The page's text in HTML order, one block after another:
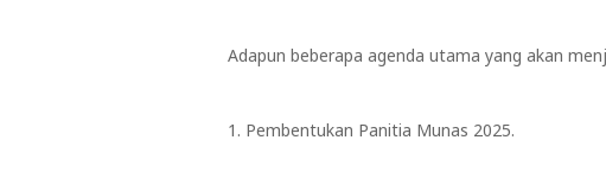
Adapun beberapa agenda utama yang akan
1. Pembentukan Panitia Munas 2025.